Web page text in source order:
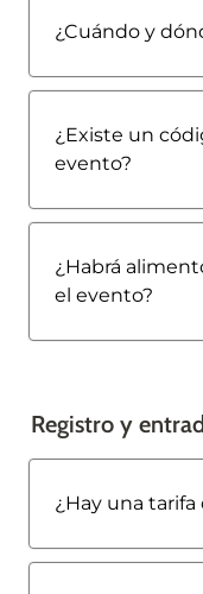
¿Cuándo y
¿Existe un
evento?
¿Habrá
el evento?
Registro y
¿Hay una